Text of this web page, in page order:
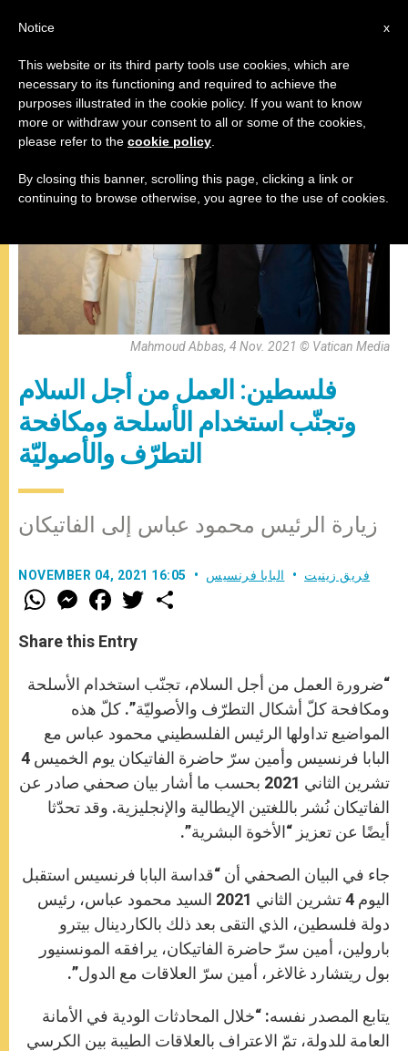
البابا فرنسيس
Mahmoud Abbas, 4 Nov. 2021 © Vatican Media
فلسطين: العمل من أجل السلام
وتجنّب استخدام الأسلحة ومكافحة
التطرّف والأصوليّة
زيارة الرئيس محمود عباس إلى الفاتيكان
NOVEMBER 04, 2021 16:05 فريق زينيت البابا فرنسيس
W
h
t
s
p
p
M
e
s
e
g
e
r
F
a
e
b
o
k
w
Share this Entry
“ضرورة العمل من أجل السلام، تجنّب استخدام الأسلحة
ومكافحة كلّ أشكال التطرّف والأصوليّة”. كلّ هذه
المواضيع تداولها الرئيس الفلسطيني محمود عباس مع
البابا فرنسيس وأمين سرّ حاضرة الفاتيكان يوم الخميس 4
تشرين الثاني 2021 بحسب ما أشار بيان صحفي صادر عن
الفاتيكان نُشر باللغتين الإيطالية والإنجليزية. وقد تحدّثا
أيضًا عن تعزيز “الأخوة البشرية”.
جاء في البيان الصحفي أن “قداسة البابا فرنسيس استقبل
اليوم 4 تشرين الثاني 2021 السيد محمود عباس، رئيس
دولة فلسطين، الذي التقى بعد ذلك بالكاردينال بيترو
بارولين، أمين سرّ حاضرة الفاتيكان، يرافقه المونسنيور
بول ريتشارد غالاغر، أمين سرّ العلاقات مع الدول”.
يتابع المصدر نفسه: “خلال المحادثات الودية في الأمانة
العامة للدولة، تمّ الاعتراف بالعلاقات الطيبة بين الكرسي
x
Notice
This website or its third party tools use cookies, which are
necessary to its functioning and required to achieve the
purposes illustrated in the cookie policy. If you want to know
more or withdraw your consent to all or some of the cookies,
please refer to the cookie policy
By closing this banner, scrolling this page, clicking a link or
continuing to browse otherwise, you agree to the use of cookies.